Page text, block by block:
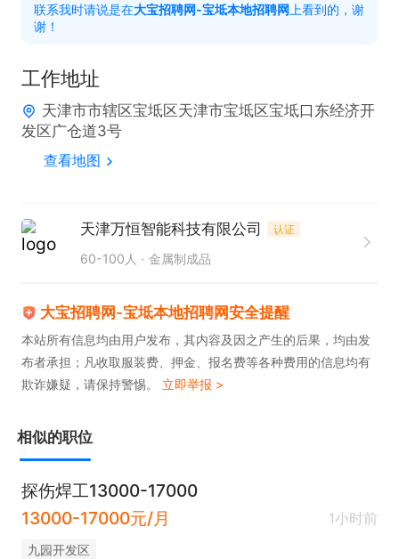
联系我时请说是在大宝招聘网-宝坻本地招聘网 上看到的，谢
谢！
工作地址
天津市市辖区宝坻区天津市宝坻区宝坻口东经济开
发区广仓道3号
查看地图
天津万恒智能科技有限公司 认证
60-100人 金属制成品
大宝招聘网-宝坻本地招聘网安全提醒
本站所有信息均由用户发布，其内容及因之产生的后果，均由发
布者承担；凡收取服装费、押金、报名费等各种费用的信息均有
欺诈嫌疑，请保持警惕。 立即举报 >
相似的职位
探伤焊工13000-17000
13000-17000元/月
1小时前
九园开发区